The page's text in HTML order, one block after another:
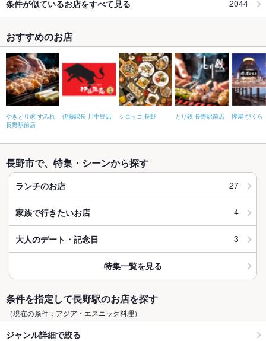
条件が似ているお店をすべて見る 2044
おすすめのお店
やきとり家 すみれ
長野駅前店
伊藤課長 川中島店 シロッコ 長野 とり鉄 長野駅前店 欅屋 びくら
長野市で、特集・シーンから探す
ランチのお店 27
家族で行きたいお店 4
大人のデート・記念日 3
特集一覧を見る
条件を指定して長野駅のお店を探す
（現在の条件：アジア・エスニック料理）
ジャンル詳細で絞る